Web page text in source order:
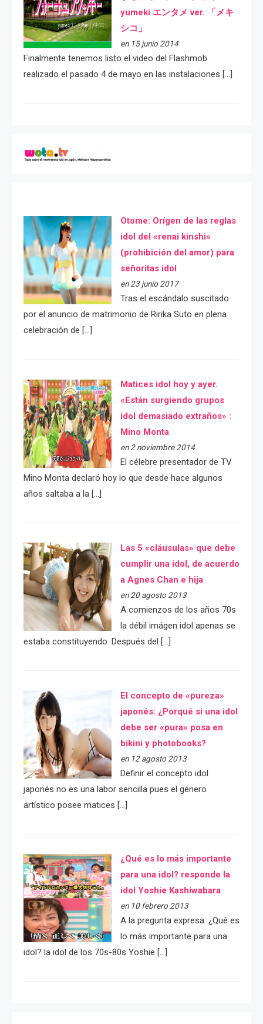
yumeki エンタメ ver. 「メキ
シコ」
en 15 junio 2014
Finalmente tenemos listo el video del Flashmob
realizado el pasado 4 de mayo en las instalaciones […]
Otome: Orígen de las reglas
idol del «renai kinshi»
(prohibición del amor) para
señoritas idol
en 23 junio 2017
Tras el escándalo suscitado
por el anuncio de matrimonio de Ririka Suto en plena
celebración de […]
Matices idol hoy y ayer.
«Están surgiendo grupos
idol demasiado extraños» :
Mino Monta
en 2 noviembre 2014
El célebre presentador de TV
Mino Monta declaró hoy lo que desde hace algunos
años saltaba a la […]
Las 5 «cláusulas» que debe
cumplir una idol, de acuerdo
a Agnes Chan e hija
en 20 agosto 2013
A comienzos de los años 70s
la débil imágen idol apenas se
estaba constituyendo. Después del […]
El concepto de «pureza»
japonés: ¿Porqué si una idol
debe ser «pura» posa en
bikini y photobooks?
en 12 agosto 2013
Definir el concepto idol
japonés no es una labor sencilla pues el género
artístico posee matices […]
¿Qué es lo más importante
para una idol? responde la
idol Yoshie Kashiwabara
en 10 febrero 2013
A la pregunta expresa: ¿Qué es
lo más importante para una
idol? la idol de los 70s-80s Yoshie […]